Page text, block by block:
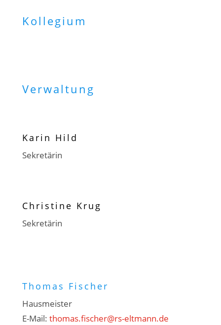
Kollegium
Verwaltung
Karin Hild
Sekretärin
Christine Krug
Sekretärin
Thomas Fischer
Hausmeister
E-Mail: thomas.fischer@rs-eltmann.de